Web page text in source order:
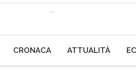
CRONACA ATTUALITÀ